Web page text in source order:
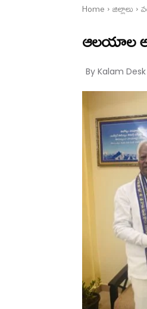
Home జిల్లాలు
ఆలయాల
By Kalam Desk